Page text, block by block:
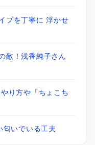
プを丁寧に 浮かせ
敵！浅香純子さん
り方や「ちょこち
いでいる工夫